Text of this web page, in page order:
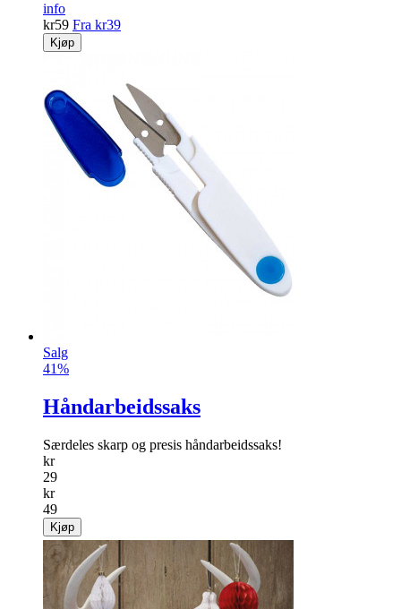
info
kr59 Fra kr39
Kjøp
Salg
41%
Håndarbeidssaks
Særdeles skarp og presis håndarbeidssaks!
kr
29
kr
49
Kjøp